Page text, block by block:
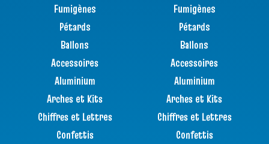
Fumigènes
Pétards
Ballons
Accessoires
Aluminium
Arches et Kits
Chiffres et Lettres
Confettis
Fumigènes
Pétards
Ballons
Accessoires
Aluminium
Arches et Kits
Chiffres et Lettres
Confettis